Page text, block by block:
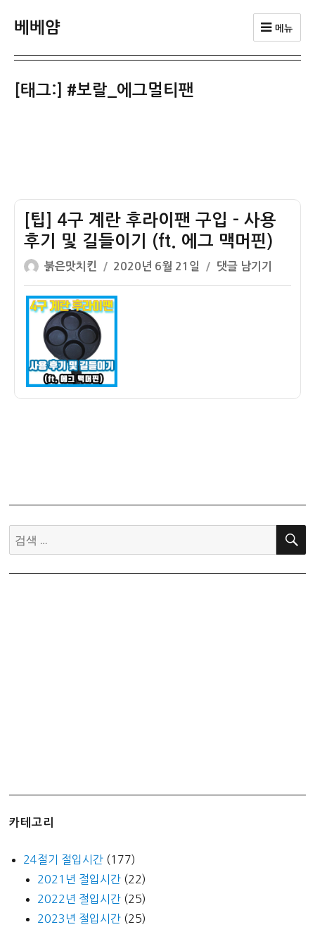
베베얌 메뉴
[태그:] #보랄_에그멀티팬
[팁] 4구 계란 후라이팬 구입 – 사용
후기 및 길들이기 (ft. 에그 맥머핀)
글
쓴
이
붉은맛치킨
작
성
일
2020년 6월 21일
[팁]
4
댓글 남기기
검
색:
검
카테고리
24절기 절입시간 (177)
2021년 절입시간 (22)
2022년 절입시간 (25)
2023년 절입시간 (25)